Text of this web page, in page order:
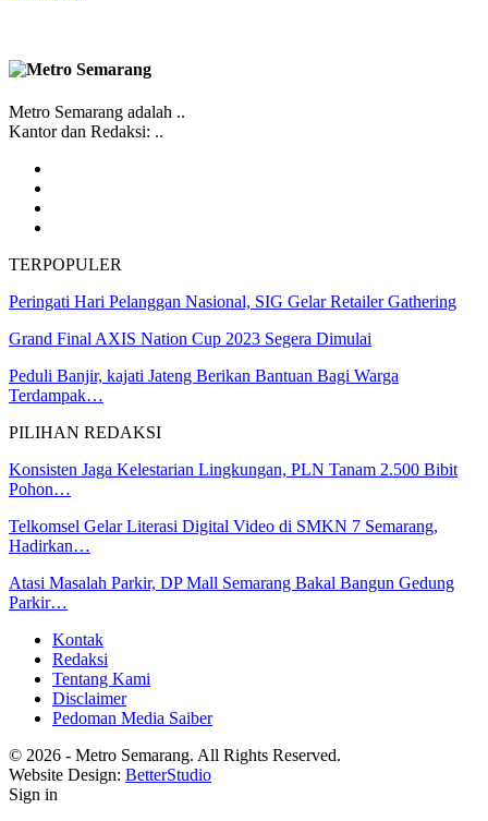
Metro Semarang adalah ..
Kantor dan Redaksi: ..
TERPOPULER
Peringati Hari Pelanggan Nasional, SIG Gelar Retailer Gathering
Grand Final AXIS Nation Cup 2023 Segera Dimulai
Peduli Banjir, kajati Jateng Berikan Bantuan Bagi Warga
Terdampak…
PILIHAN REDAKSI
Konsisten Jaga Kelestarian Lingkungan, PLN Tanam 2.500 Bibit
Pohon…
Telkomsel Gelar Literasi Digital Video di SMKN 7 Semarang,
Hadirkan…
Atasi Masalah Parkir, DP Mall Semarang Bakal Bangun Gedung
Parkir…
Kontak
Redaksi
Tentang Kami
Disclaimer
Pedoman Media Saiber
© 2026 - Metro Semarang. All Rights Reserved.
Website Design: BetterStudio
Sign in